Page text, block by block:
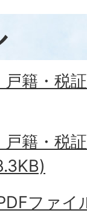
籍・税
籍・税
ファイ